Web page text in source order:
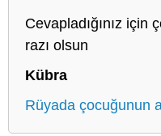
Cevapladığınız için
razı olsun
Kübra
Rüyada çocuğunun